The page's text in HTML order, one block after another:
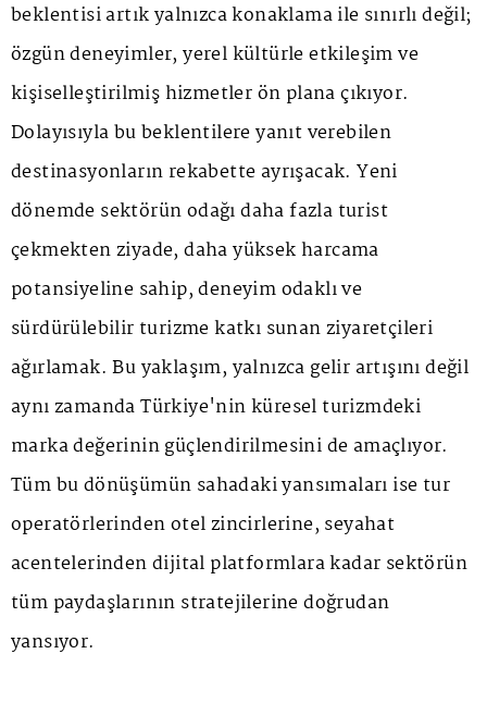
beklentisi artık yalnızca konaklama ile sınırlı değil;
özgün deneyimler, yerel kültürle etkileşim ve
kişiselleştirilmiş hizmetler ön plana çıkıyor.
Dolayısıyla bu beklentilere yanıt verebilen
destinasyonların rekabette ayrışacak. Yeni
dönemde sektörün odağı daha fazla turist
çekmekten ziyade, daha yüksek harcama
potansiyeline sahip, deneyim odaklı ve
sürdürülebilir turizme katkı sunan ziyaretçileri
ağırlamak. Bu yaklaşım, yalnızca gelir artışını değil
aynı zamanda Türkiye'nin küresel turizmdeki
marka değerinin güçlendirilmesini de amaçlıyor.
Tüm bu dönüşümün sahadaki yansımaları ise tur
operatörlerinden otel zincirlerine, seyahat
acentelerinden dijital platformlara kadar sektörün
tüm paydaşlarının stratejilerine doğrudan
yansıyor.